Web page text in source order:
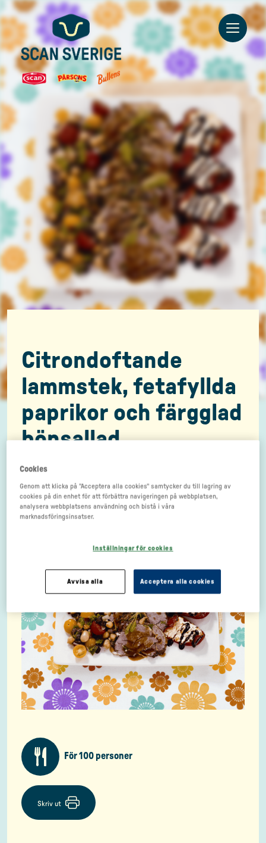
Go to main content
Citrondoftande
lammstek, fetafyllda
paprikor och färgglad
bönsallad
För 100 personer
Skriv ut
Cookies
Genom att klicka på "Acceptera alla cookies" samtycker du till lagring av
cookies på din enhet för att förbättra navigeringen på webbplatsen,
analysera webbplatsens användning och bistå i våra
marknadsföringsinsatser.
Inställningar för cookies
Avvisa alla Acceptera alla cookies